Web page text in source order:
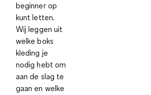
beginner op
kunt letten.
Wij leggen uit
welke boks
kleding je
nodig hebt om
aan de slag te
gaan en welke